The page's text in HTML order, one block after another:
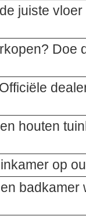
juiste
Doe
houten
op
badkamer